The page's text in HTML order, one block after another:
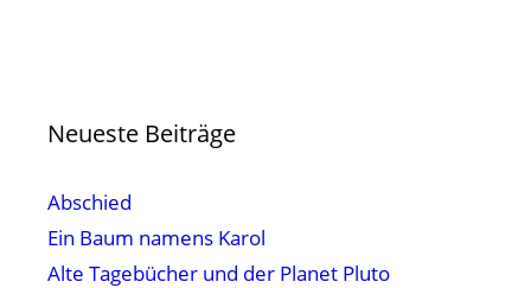
Neueste Beiträge
Abschied
Ein Baum namens Karol
Alte Tagebücher und der Planet Pluto